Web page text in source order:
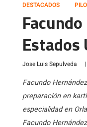
DESTACADOS
Estados
Jose Luis Sepulveda |
Facundo
preparación en
especialidad en
Facundo